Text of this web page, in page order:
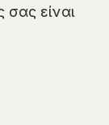
σας είναι